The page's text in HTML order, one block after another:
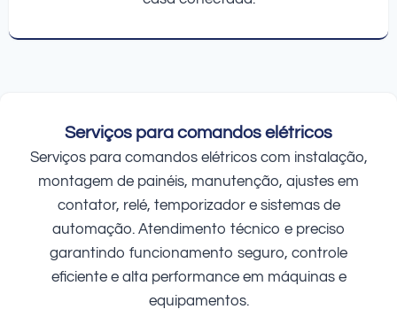
Serviços para comandos elétricos
Serviços para comandos elétricos com instalação,
montagem de painéis, manutenção, ajustes em
contator, relé, temporizador e sistemas de
automação. Atendimento técnico e preciso
garantindo funcionamento seguro, controle
eficiente e alta performance em máquinas e
equipamentos.